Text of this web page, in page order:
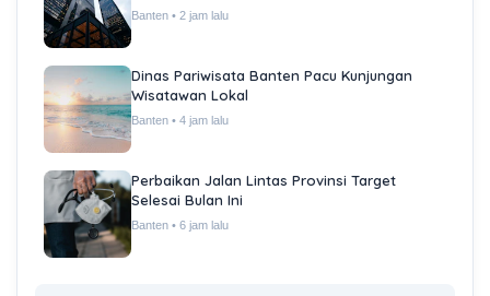
Banten • 2 jam lalu
Dinas Pariwisata Banten Pacu Kunjungan
Wisatawan Lokal
Banten • 4 jam lalu
Perbaikan Jalan Lintas Provinsi Target
Selesai Bulan Ini
Banten • 6 jam lalu